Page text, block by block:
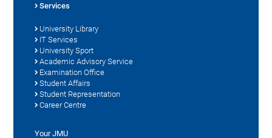
Services
University Library
IT Services
University Sport
Academic Advisory Service
Examination Office
Student Affairs
Student Representation
Career Centre
Your JMU